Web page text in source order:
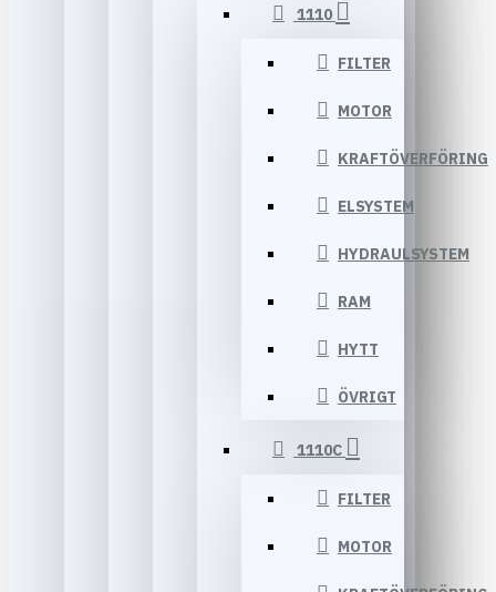
1110
FILTER
MOTOR
KRAFTÖVERFÖRING
ELSYSTEM
HYDRAULSYSTEM
RAM
HYTT
ÖVRIGT
1110C
FILTER
MOTOR